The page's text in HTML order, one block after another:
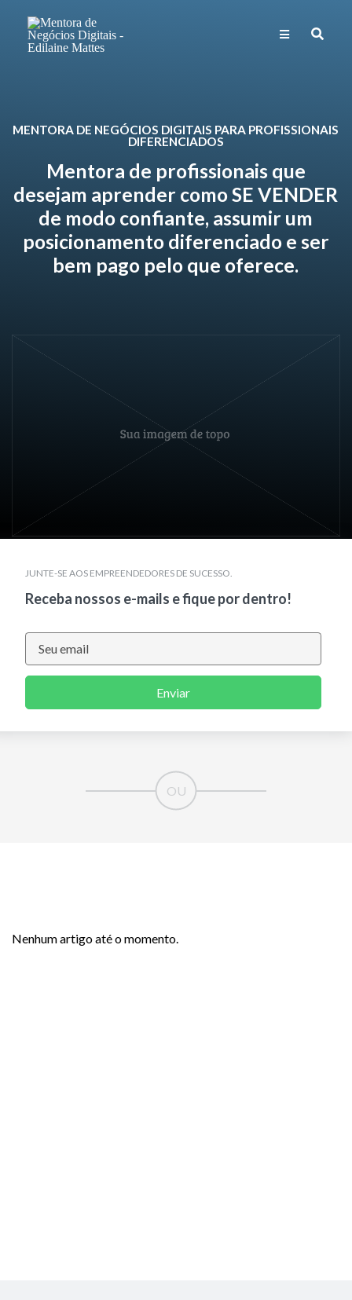
MENTORA DE NEGÓCIOS DIGITAIS PARA PROFISSIONAIS
DIFERENCIADOS
Mentora de profissionais que
desejam aprender como SE VENDER
de modo confiante, assumir um
posicionamento diferenciado e ser
bem pago pelo que oferece.
JUNTE-SE AOS EMPREENDEDORES DE SUCESSO.
Receba nossos e-mails e fique por dentro!
Enviar
Nenhum artigo até o momento.